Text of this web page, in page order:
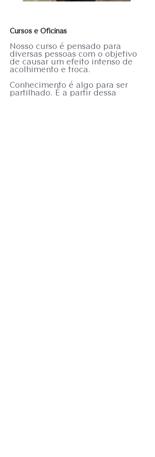
Cursos e Oficinas
Nosso curso é pensado para
diversas pessoas com o objetivo
de causar um efeito intenso de
acolhimento e troca.
Conhecimento é algo para ser
partilhado. É a partir dessa